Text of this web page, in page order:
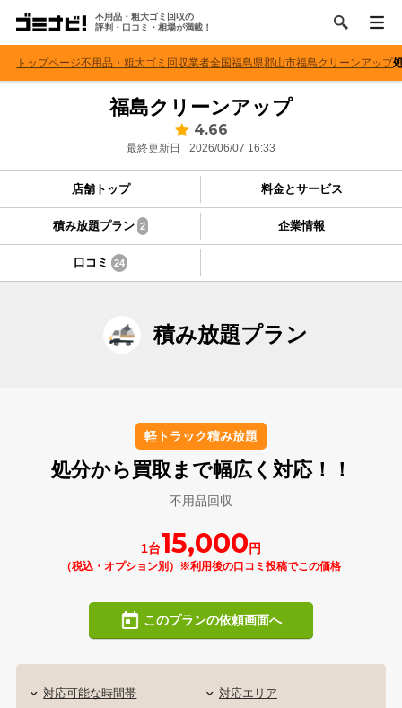
不用品・粗大ゴミ回収の
評判・口コミ・相場が満載！
トップページ不用品・粗大ゴミ回収業者全国福島県郡山市福島クリーンアップ
福島クリーンアップ
4.66
最終更新日 2026/06/07 16:33
店舗トップ 料金とサービス
積み放題プラン 2 企業情報
口コミ 24
積み放題プラン
軽トラック積み放題
処分から買取まで幅広く対応！！
不用品回収
1台15,000 円
（税込・オプション別）※利用後の口コミ投稿でこの価格
このプランの依頼画面へ
対応可能な時間帯 対応エリア